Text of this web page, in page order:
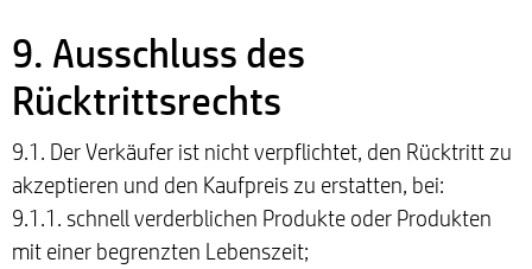
9. Ausschluss des
Rücktrittsrechts
9.1. Der Verkäufer ist nicht verpflichtet, den Rücktritt zu
akzeptieren und den Kaufpreis zu erstatten, bei:
9.1.1. schnell verderblichen Produkte oder Produkten
mit einer begrenzten Lebenszeit;